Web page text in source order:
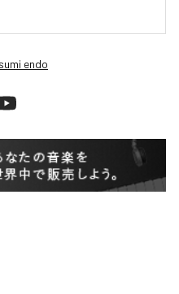
endo